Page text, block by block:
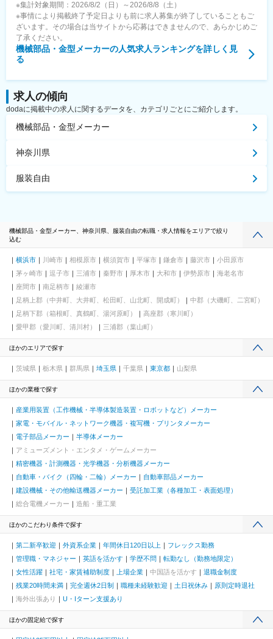
※集計対象期間：2026/8/2（日）～2026/8/8（土）
※事情により掲載終了予定日よりも前に求人募集が終了していることもご
ざいます。その場合は当サイトから応募はできませんので、あらかじめご
了承ください。
機械部品・金型メーカーの人気求人ランキングを詳しく見
る
求人の傾向
dodaに掲載中の求人に関するデータを、カテゴリごとにご紹介します。
機械部品・金型メーカー
神奈川県
服装自由
機械部品・金型メーカー、神奈川県、服装自由の転職・求人情報をエリアで絞り
込む
横浜市 川崎市 相模原市 横須賀市 平塚市 鎌倉市 藤沢市
小田原市
茅ヶ崎市
逗子市 三浦市 秦野市 厚木市 大和市 伊勢原市
海老名市
座間市
南足柄市
綾瀬市
足柄上郡（中井町、大井町、松田町、山北町、開成町）
中郡（大磯町、二宮町）
足柄下郡（箱根町、真鶴町、湯河原町）
高座郡（寒川町）
愛甲郡（愛川町、清川村）
三浦郡（葉山町）
ほかのエリアで探す
茨城県 栃木県 群馬県 埼玉県 千葉県 東京都 山梨県
ほかの業種で探す
産業用装置（工作機械・半導体製造装置・ロボットなど）メーカー
家電・モバイル・ネットワーク機器・複写機・プリンタメーカー
電子部品メーカー
半導体メーカー
アミューズメント・エンタメ・ゲームメーカー
精密機器・計測機器・光学機器・分析機器メーカー
自動車・バイク（四輪・二輪）メーカー
自動車部品メーカー
建設機械・その他輸送機器メーカー
受託加工業（各種加工・表面処理）
総合電機メーカー
造船・重工業
ほかのこだわり条件で探す
第二新卒歓迎 外資系企業 年間休日120日以上
フレックス勤務
管理職・マネジャー
英語を活かす 学歴不問
転勤なし（勤務地限定）
女性活躍
社宅・家賃補助制度 上場企業 中国語を活かす
退職金制度
残業20時間未満
完全週休2日制 職種未経験歓迎 土日祝休み
原則定時退社
海外出張あり
U・Iターン支援あり
ほかの固定給で探す